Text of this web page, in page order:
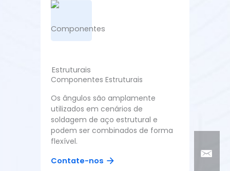
Componentes Estruturais
Os ângulos são amplamente
utilizados em cenários de
soldagem de aço estrutural e
podem ser combinados de forma
flexível.
Contate-nos